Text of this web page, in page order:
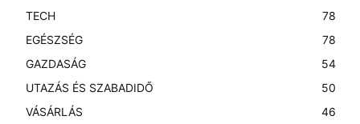
TECH
78
EGÉSZSÉG
78
GAZDASÁG
54
UTAZÁS ÉS SZABADIDŐ
50
VÁSÁRLÁS
46